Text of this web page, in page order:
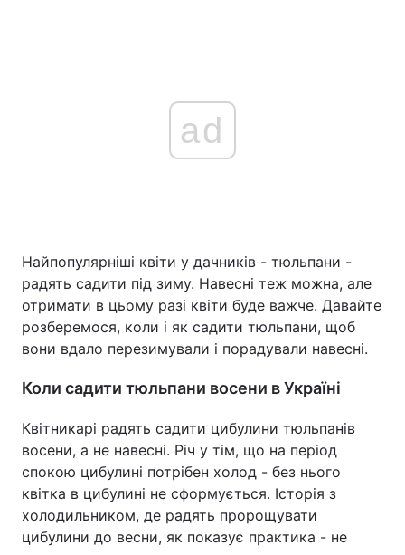
ad
Найпопулярніші квіти у дачників - тюльпани -
радять садити під зиму. Навесні теж можна, але
отримати в цьому разі квіти буде важче. Давайте
розберемося, коли і як садити тюльпани, щоб
вони вдало перезимували і порадували навесні.
Коли садити тюльпани восени в Україні
Квітникарі радять садити цибулини тюльпанів
восени, а не навесні. Річ у тім, що на період
спокою цибулині потрібен холод - без нього
квітка в цибулині не сформується. Історія з
холодильником, де радять пророщувати
цибулини до весни, як показує практика - не